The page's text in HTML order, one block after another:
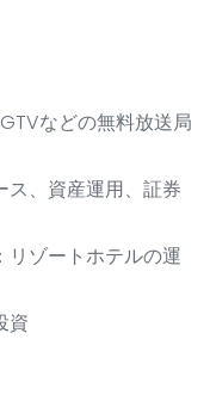
などの無料放送局
ス、資産運用、証券
：リゾートホテルの運
資